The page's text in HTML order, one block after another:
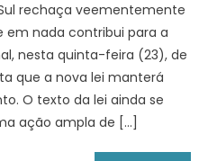
rechaça veementemente
em nada contribui para a
nesta quinta-feira (23), de
que a nova lei manterá
O texto da lei ainda se
ação ampla de […]